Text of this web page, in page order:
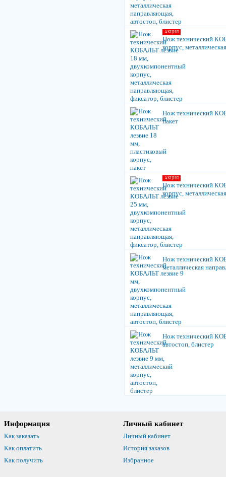
АКЦИЯ
Нож технический
корпус,
Нож технический
пакет
АКЦИЯ
Нож технический
корпус,
Нож технический
металлическая
Нож технический
автостоп, блистер
Информация
Как заказать
Как оплатить
Как получить
Личный кабинет
Личный кабинет
История заказов
Избранное